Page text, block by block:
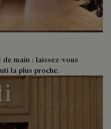
main : laissez-vous
la plus proche.